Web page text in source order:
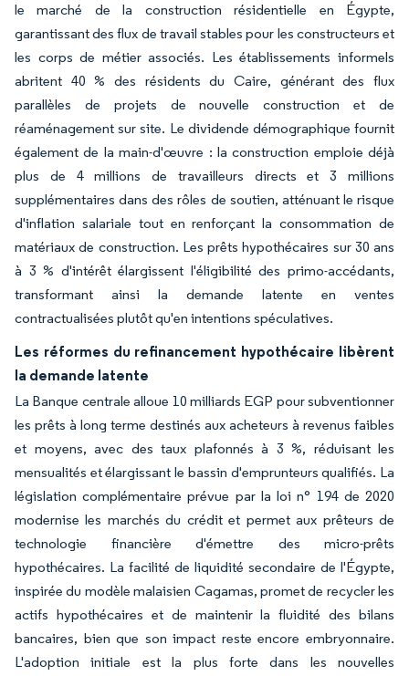
le marché de la construction résidentielle en Égypte,
garantissant des flux de travail stables pour les constructeurs et
les corps de métier associés. Les établissements informels
abritent 40 % des résidents du Caire, générant des flux
parallèles de projets de nouvelle construction et de
réaménagement sur site. Le dividende démographique fournit
également de la main-d'œuvre : la construction emploie déjà
plus de 4 millions de travailleurs directs et 3 millions
supplémentaires dans des rôles de soutien, atténuant le risque
d'inflation salariale tout en renforçant la consommation de
matériaux de construction. Les prêts hypothécaires sur 30 ans
à 3 % d'intérêt élargissent l'éligibilité des primo-accédants,
transformant ainsi la demande latente en ventes
contractualisées plutôt qu'en intentions spéculatives.
Les réformes du refinancement hypothécaire libèrent
la demande latente
La Banque centrale alloue 10 milliards EGP pour subventionner
les prêts à long terme destinés aux acheteurs à revenus faibles
et moyens, avec des taux plafonnés à 3 %, réduisant les
mensualités et élargissant le bassin d'emprunteurs qualifiés. La
législation complémentaire prévue par la loi n° 194 de 2020
modernise les marchés du crédit et permet aux prêteurs de
technologie financière d'émettre des micro-prêts
hypothécaires. La facilité de liquidité secondaire de l'Égypte,
inspirée du modèle malaisien Cagamas, promet de recycler les
actifs hypothécaires et de maintenir la fluidité des bilans
bancaires, bien que son impact reste encore embryonnaire.
L'adoption initiale est la plus forte dans les nouvelles